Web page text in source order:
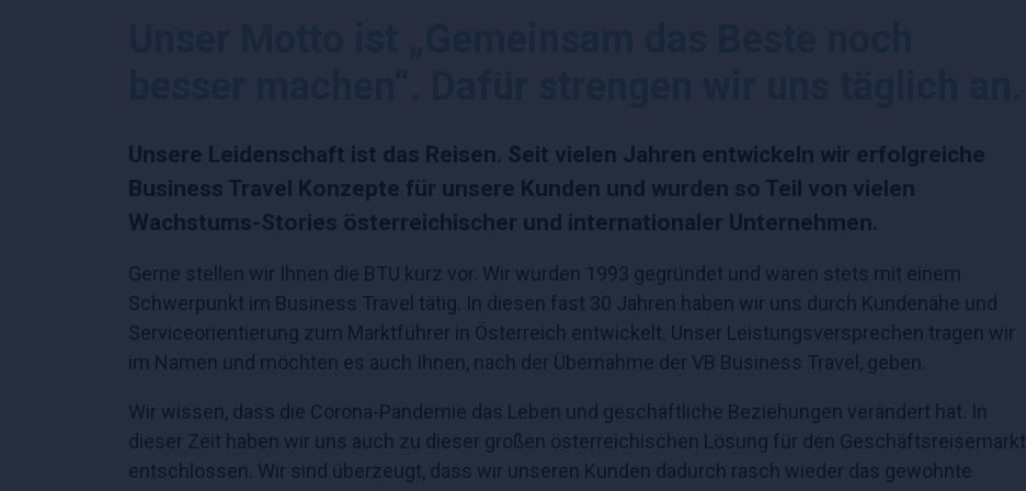
Unsere Leidenschaft ist das Reisen. Seit vielen Jahren entwickeln wir erfolgreiche
Business Travel Konzepte für unsere Kunden und wurden so Teil von vielen
Wachstums-Stories österreichischer und internationaler Unternehmen.
Gerne stellen wir Ihnen die BTU kurz vor. Wir wurden 1993 gegründet und waren stets mit einem
Schwerpunkt im Business Travel tätig. In diesen fast 30 Jahren haben wir uns durch Kundenähe und
Serviceorientierung zum Marktführer in Österreich entwickelt. Unser Leistungsversprechen tragen wir
im Namen und möchten es auch Ihnen, nach der Übernahme der VB Business Travel, geben.
Wir wissen, dass die Corona-Pandemie das Leben und geschäftliche Beziehungen verändert hat. In
dieser Zeit haben wir uns auch zu dieser großen österreichischen Lösung für den Geschäftsreisemarkt
entschlossen. Wir sind überzeugt, dass wir unseren Kunden dadurch rasch wieder das gewohnte